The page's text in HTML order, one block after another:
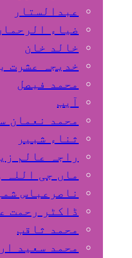
عبدالستار
ضیاء
خالد خان
خدیجہ عشرت
محمد فیصل
آیب
محمد نعمان
ثناء شبیر
راجہ عالم
ماں جی اللہ
ناصرعباس
ڈاکٹر رحمت
محمد ثاقب
محمد سعید